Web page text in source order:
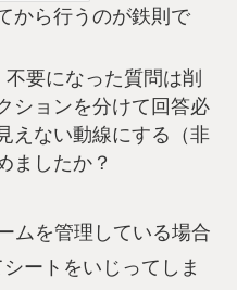
から行うのが鉄則で
不要になった質問は削
ションを分けて回答必
えない動線にする（非
ましたか？
ムを管理している場合
ートをいじってしま